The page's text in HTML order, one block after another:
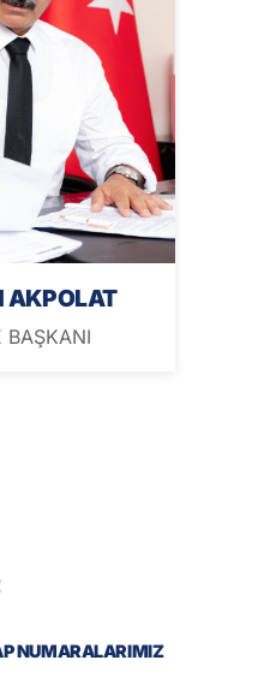
AKPOLAT
BAŞKANI
NUMARALARIMIZ